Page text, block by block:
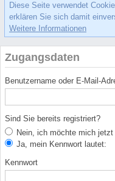
Diese Seite verwendet
erklären Sie sich damit
Weitere Informationen
Zugangsdaten
Benutzername oder E-Mail-
Sind Sie bereits registriert?
Nein, ich möchte mich jetzt
Ja, mein Kennwort lautet:
Kennwort